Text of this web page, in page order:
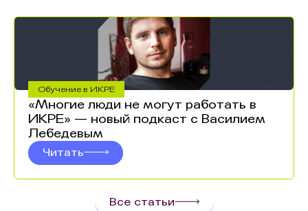
Обучение в ИКРЕ
«Многие люди не могут работать в
ИКРЕ» — новый подкаст с Василием
Лебедевым
Читать
Все статьи